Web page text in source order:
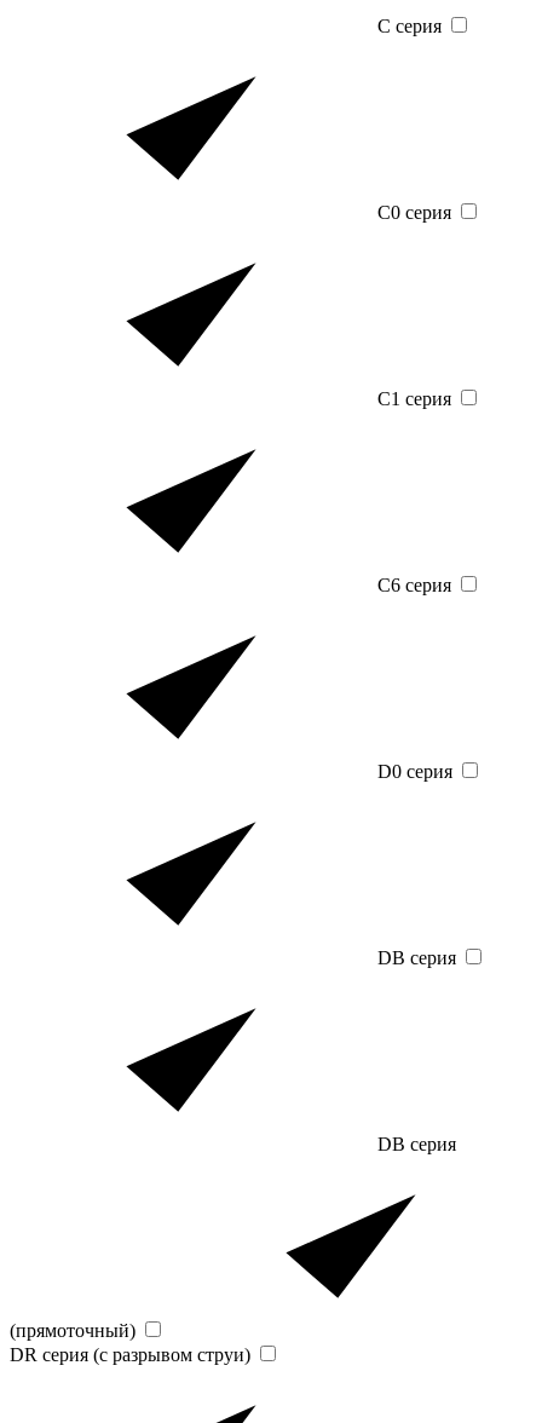
C серия
C0 серия
C1 серия
C6 серия
D0 серия
DB серия
DB серия
(прямоточный)
DR серия (с разрывом струи)